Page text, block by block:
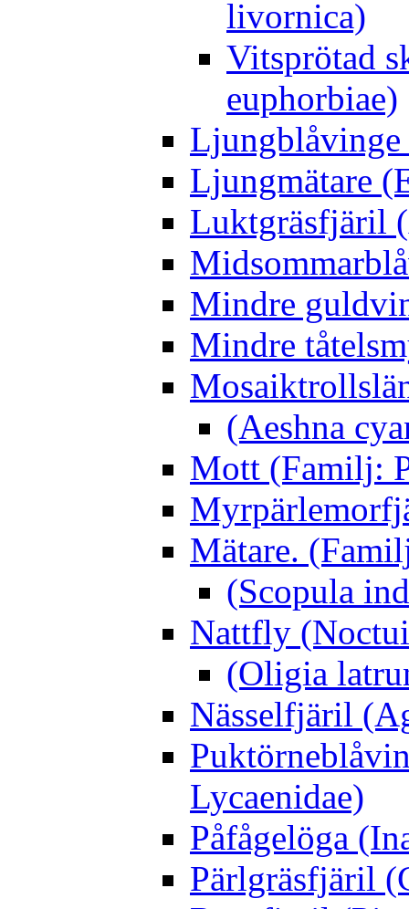
livornica)
Vitsprötad
euphorbiae)
Ljungblåvinge
Ljungmätare
Luktgräsfjäril
Mindre
Mindre
(Aeshna
Mott (Familj:
Mätare.
(Scopula
Nattfly
(Oligia
Nässelfjäril
Lycaenidae)
Påfågelöga
Pärlgräsfjäril